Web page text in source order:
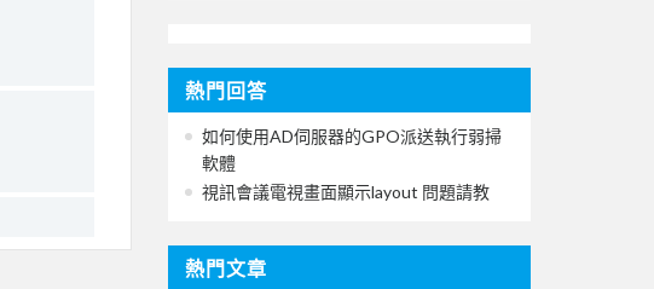
熱門回答
如何使用AD伺服器的GPO派送執行弱掃
軟體
視訊會議電視畫面顯示layout 問題請教
熱門文章